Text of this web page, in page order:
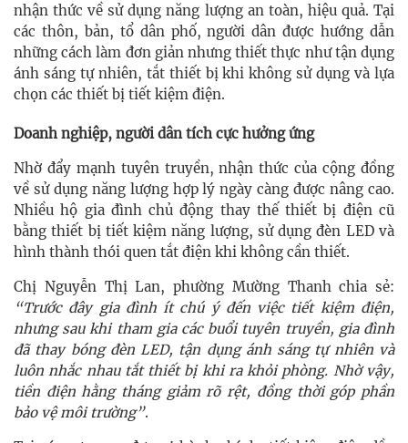
nhận thức về sử dụng năng lượng an toàn, hiệu quả. Tại
các thôn, bản, tổ dân phố, người dân được hướng dẫn
những cách làm đơn giản nhưng thiết thực như tận dụng
ánh sáng tự nhiên, tắt thiết bị khi không sử dụng và lựa
chọn các thiết bị tiết kiệm điện.
Doanh nghiệp, người dân tích cực hưởng ứng
Nhờ đẩy mạnh tuyên truyền, nhận thức của cộng đồng
về sử dụng năng lượng hợp lý ngày càng được nâng cao.
Nhiều hộ gia đình chủ động thay thế thiết bị điện cũ
bằng thiết bị tiết kiệm năng lượng, sử dụng đèn LED và
hình thành thói quen tắt điện khi không cần thiết.
Chị Nguyễn Thị Lan, phường Mường Thanh chia sẻ:
“Trước đây gia đình ít chú ý đến việc tiết kiệm điện,
nhưng sau khi tham gia các buổi tuyên truyền, gia đình
đã thay bóng đèn LED, tận dụng ánh sáng tự nhiên và
luôn nhắc nhau tắt thiết bị khi ra khỏi phòng. Nhờ vậy,
tiền điện hằng tháng giảm rõ rệt, đồng thời góp phần
bảo vệ môi trường”.